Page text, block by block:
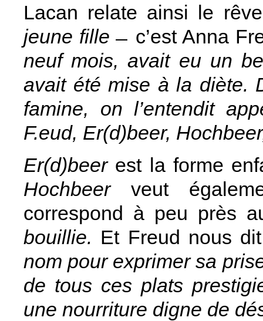
Lacan relate ainsi le
jeune fille c’est Anna
neuf mois, avait eu un
avait été mise à la diète.
famine, on l’entendit
F.eud, Er(d)beer,
Er(d)beer est la forme
Hochbeer veut
correspond à peu près
bouillie. Et Freud nous
nom pour exprimer sa
de tous ces plats
une nourriture digne de